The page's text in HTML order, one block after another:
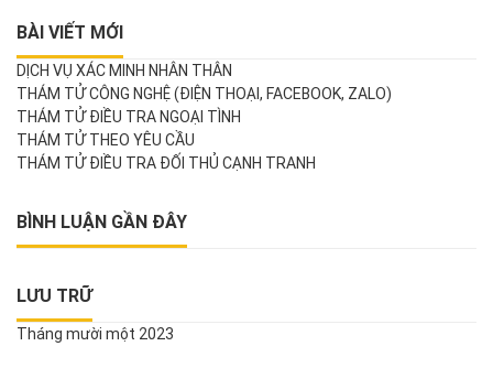
BÀI VIẾT MỚI
DỊCH VỤ XÁC MINH NHÂN THÂN
THÁM TỬ CÔNG NGHỆ (ĐIỆN THOẠI, FACEBOOK, ZALO)
THÁM TỬ ĐIỀU TRA NGOẠI TÌNH
THÁM TỬ THEO YÊU CẦU
THÁM TỬ ĐIỀU TRA ĐỐI THỦ CẠNH TRANH
BÌNH LUẬN GẦN ĐÂY
LƯU TRỮ
Tháng mười một 2023